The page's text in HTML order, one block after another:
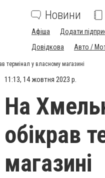
Новини
Афіша Додати
Довідкова
Авто /
термінал у власному магазині
11:13, 14 жовтня 2023 р.
На
обікрав
магазині